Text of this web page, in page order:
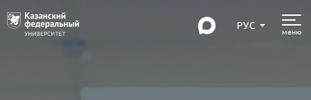
РУС
меню